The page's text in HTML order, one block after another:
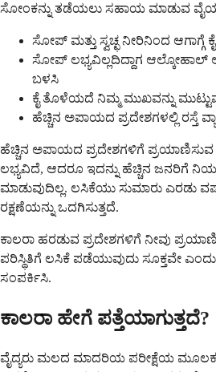
ಸೋಂಕನ್ನು ತಡೆಯಲು ಸಹಾಯ ಮಾಡುವ
ಸೋಪ್ ಮತ್ತು ಸ್ವಚ್ಛ ನೀರಿನಿಂದ ಆಗಾಗ್ಗೆ
ಸೋಪ್ ಲಭ್ಯವಿಲ್ಲದಿದ್ದಾಗ ಆಲ್ಕೋಹಾಲ್
ಬಳಸಿ
ಕೈ ತೊಳೆಯದೆ ನಿಮ್ಮ ಮುಖವನ್ನು
ಹೆಚ್ಚಿನ ಅಪಾಯದ ಪ್ರದೇಶಗಳಲ್ಲಿ ರಸ್ತೆ
ಹೆಚ್ಚಿನ ಅಪಾಯದ ಪ್ರದೇಶಗಳಿಗೆ
ಲಭ್ಯವಿದೆ, ಆದರೂ ಇದನ್ನು ಹೆಚ್ಚಿನ ಜನರಿಗೆ
ಮಾಡುವುದಿಲ್ಲ. ಲಸಿಕೆಯು ಸುಮಾರು ಎರಡು
ರಕ್ಷಣೆಯನ್ನು ಒದಗಿಸುತ್ತದೆ.
ಕಾಲರಾ ಹರಡುವ ಪ್ರದೇಶಗಳಿಗೆ ನೀವು
ಪರಿಸ್ಥಿತಿಗೆ ಲಸಿಕೆ ಪಡೆಯುವುದು ಸೂಕ್ತವೇ ಎಂದು
ಸಂಪರ್ಕಿಸಿ.
ಕಾಲರಾ ಹೇಗೆ ಪತ್ತೆಯಾಗುತ್ತದೆ?
ವೈದ್ಯರು ಮಲದ ಮಾದರಿಯ ಪರೀಕ್ಷೆಯ ಮೂಲಕ